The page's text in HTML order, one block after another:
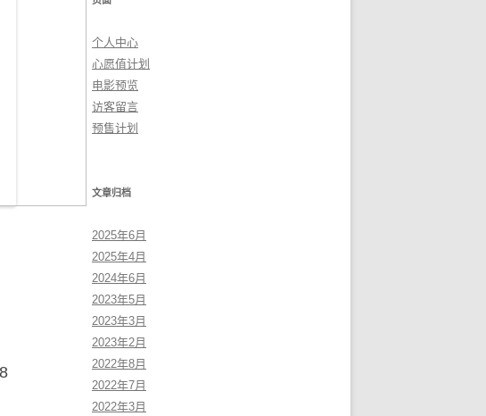
个人中心
心愿值计划
电影预览
访客留言
预售计划
文章归档
2025年6月
2025年4月
2024年6月
2023年5月
2023年3月
2023年2月
2022年8月
2022年7月
2022年3月